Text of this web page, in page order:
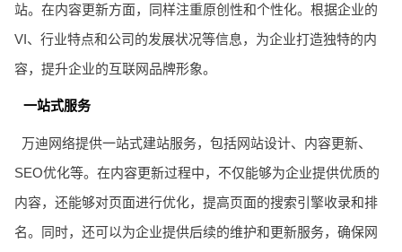
站。在内容更新方面，同样注重原创性和个性化。根据企业的
VI、行业特点和公司的发展状况等信息，为企业打造独特的内
容，提升企业的互联网品牌形象。
一站式服务
万迪网络提供一站式建站服务，包括网站设计、内容更新、
SEO优化等。在内容更新过程中，不仅能够为企业提供优质的
内容，还能够对页面进行优化，提高页面的搜索引擎收录和排
名。同时，还可以为企业提供后续的维护和更新服务，确保网